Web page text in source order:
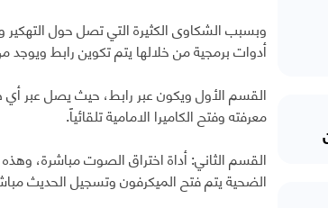
وبسبب الشكاوى الكثيرة التي تصل حول التهكير
أدوات برمجية من خلالها يتم تكوين رابط ويوجد
القسم الأول ويكون عبر رابط، حيث يصل عبر
معرفته وفتح الكاميرا الامامية تلقائياً.
القسم الثاني: أداة اختراق الصوت مباشرة،
الضحية يتم فتح الميكرفون وتسجيل الحديث